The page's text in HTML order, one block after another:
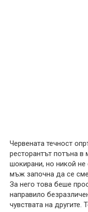
Червената течност
ресторантът потъна в
шокирани, но никой
мъж започна да се
За него това беше
направило
чувствата на другите.